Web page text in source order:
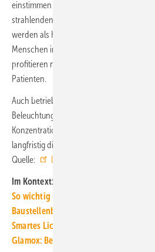
einstimmen kann. Dann sind gedimmtes,
strahlenden Leuchten besser. Solche
werden als Human Centric Lighting (HCL)
Menschen in den Mittelpunkt stellen. Im
profitieren nicht nur Mitarbeiter davon,
Patienten.
Auch betriebswirtschaftlich lohnt sich der
Beleuchtung: Altersgerechte
Konzentrationsfähigkeit, senken die
langfristig die Mitarbeiterbindung. ■
Quelle:
licht.de
Im Kontext:
So wichtig ist gute Beleuch­tung in
Baustellenbeleuchtung: Gutes Licht
Smartes Licht schafft Sicherheit für
Glamox: Beleuchtung für bessere